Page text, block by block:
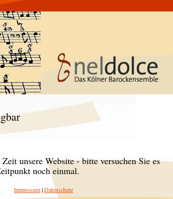
unsere Website - bitte versuchen Sie es
noch einmal.
Impressum|Datenschutz